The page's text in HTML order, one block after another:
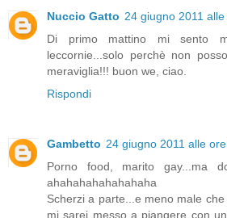
Nuccio Gatto 24 giugno 2011
Di primo mattino mi sento
leccornie...solo perchè non
meraviglia!!! buon we, ciao.
Rispondi
Gambetto 24 giugno 2011 alle
Porno food, marito gay...ma
ahahahahahahahaha
Scherzi a parte...e meno male
mi sarei messo a piangere con